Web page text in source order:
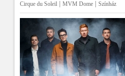
Cirque du Soleil MVM Dome Színház